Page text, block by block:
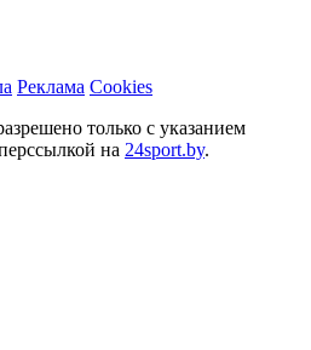
Реклама Cookies
только с указанием
на 24sport.by.